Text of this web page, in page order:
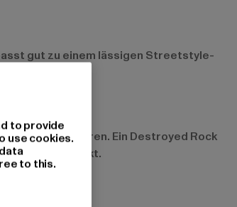
gut zu einem lässigen Streetstyle-
kombinieren. Ein Destroyed Rock
der Look perfekt.
to provide
use cookies.
to this.